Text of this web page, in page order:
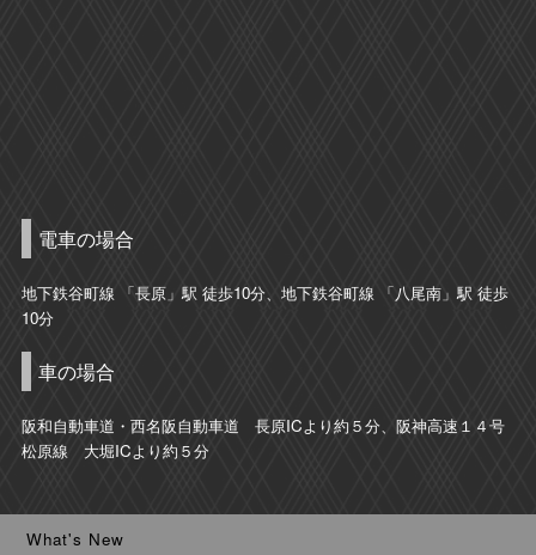
電車の場合
地下鉄谷町線 「長原」駅 徒歩10分、地下鉄谷町線 「八尾南」駅 徒歩
10分
車の場合
阪和自動車道・西名阪自動車道 長原ICより約５分、阪神高速１４号
松原線 大堀ICより約５分
What's New